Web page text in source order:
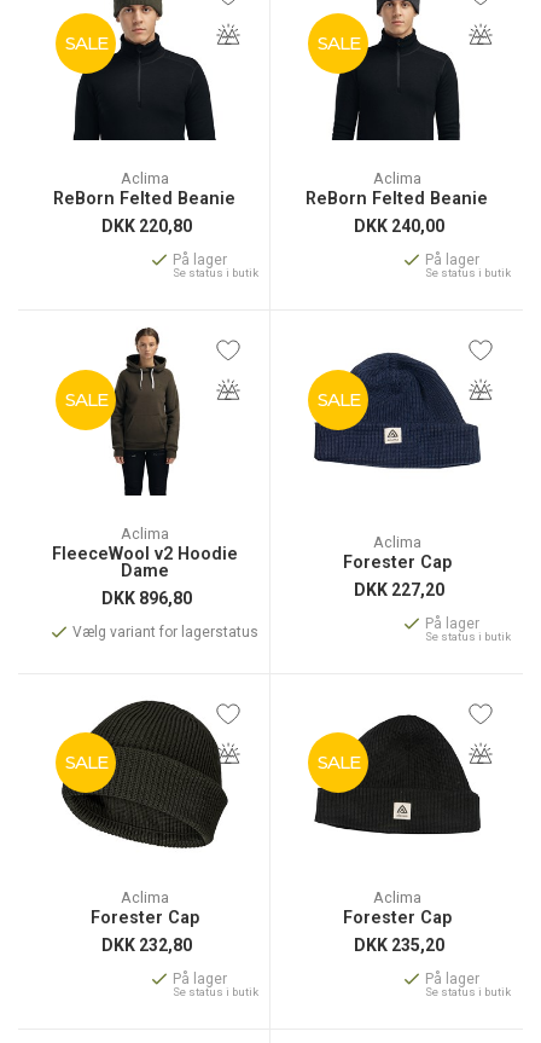
SALE
Aclima
ReBorn Felted Beanie
DKK 220,80
På lager
Se status i butik
SALE
Aclima
ReBorn Felted Beanie
DKK 240,00
På lager
Se status i butik
SALE
Aclima
FleeceWool v2 Hoodie
Dame
DKK 896,80
Vælg variant for lagerstatus
SALE
Aclima
Forester Cap
DKK 227,20
På lager
Se status i butik
SALE
Aclima
Forester Cap
DKK 232,80
På lager
Se status i butik
SALE
Aclima
Forester Cap
DKK 235,20
På lager
Se status i butik